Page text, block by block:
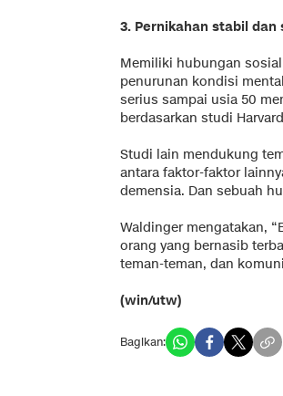
3. Pernikahan stabil
Memiliki hubungan
penurunan kondisi
serius sampai usia 50
berdasarkan studi
Studi lain mendukung
antara faktor-faktor
demensia. Dan sebuah
Waldinger mengatakan,
orang yang bernasib
teman-teman, dan
(win/utw)
Bagikan: